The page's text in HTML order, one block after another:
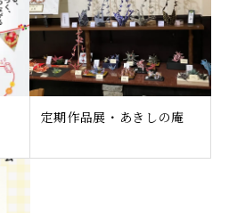
定期作品展・あきしの庵